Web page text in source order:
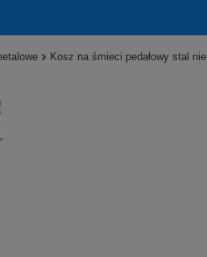
Kosz na śmieci pedałowy stal